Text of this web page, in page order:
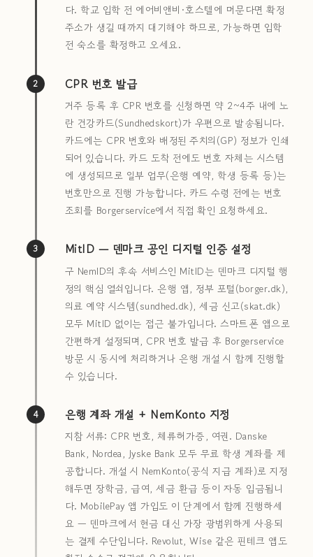
다. 학교 입학 전 에어비앤비·호스텔에 머문다면 확정
주소가 생길 때까지 대기해야 하므로, 가능하면 입학
전 숙소를 확정하고 오세요.
2 CPR 번호 발급
거주 등록 후 CPR 번호를 신청하면 약 2~4주 내에 노
란 건강카드(Sundhedskort)가 우편으로 발송됩니다.
카드에는 CPR 번호와 배정된 주치의(GP) 정보가 인쇄
되어 있습니다. 카드 도착 전에도 번호 자체는 시스템
에 생성되므로 일부 업무(은행 예약, 학생 등록 등)는
번호만으로 진행 가능합니다. 카드 수령 전에는 번호
조회를 Borgerservice에서 직접 확인 요청하세요.
3 MitID — 덴마크 공인 디지털 인증 설정
구 NemID의 후속 서비스인 MitID는 덴마크 디지털 행
정의 핵심 열쇠입니다. 은행 앱, 정부 포털(borger.dk),
의료 예약 시스템(sundhed.dk), 세금 신고(skat.dk)
모두 MitID 없이는 접근 불가입니다. 스마트폰 앱으로
간편하게 설정되며, CPR 번호 발급 후 Borgerservice
방문 시 동시에 처리하거나 은행 개설 시 함께 진행할
수 있습니다.
4 은행 계좌 개설 + NemKonto 지정
지참 서류: CPR 번호, 체류허가증, 여권. Danske
Bank, Nordea, Jyske Bank 모두 무료 학생 계좌를 제
공합니다. 개설 시 NemKonto(공식 지급 계좌)로 지정
해두면 장학금, 급여, 세금 환급 등이 자동 입금됩니
다. MobilePay 앱 가입도 이 단계에서 함께 진행하세
요 — 덴마크에서 현금 대신 가장 광범위하게 사용되
는 결제 수단입니다. Revolut, Wise 같은 핀테크 앱도